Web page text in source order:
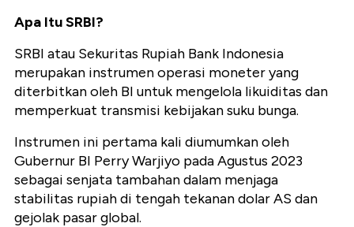
Apa Itu SRBI?
SRBI atau Sekuritas Rupiah Bank Indonesia
merupakan instrumen operasi moneter yang
diterbitkan oleh BI untuk mengelola likuiditas dan
memperkuat transmisi kebijakan suku bunga.
Instrumen ini pertama kali diumumkan oleh
Gubernur BI Perry Warjiyo pada Agustus 2023
sebagai senjata tambahan dalam menjaga
stabilitas rupiah di tengah tekanan dolar AS dan
gejolak pasar global.